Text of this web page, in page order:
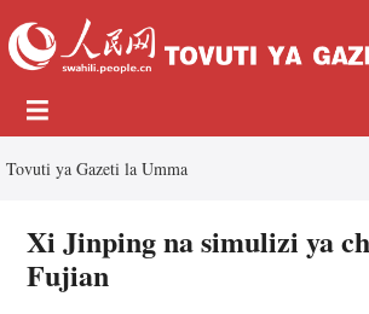
Tovuti ya Gazeti la Umma
Xi Jinping na simulizi ya
Fujian